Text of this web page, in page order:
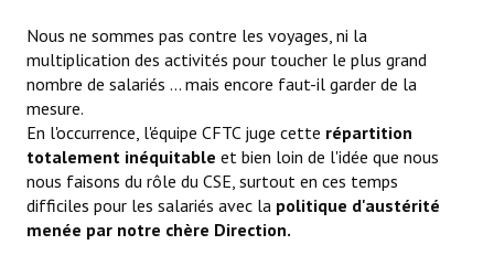
Nous ne sommes pas contre les voyages, ni la
multiplication des activités pour toucher le plus grand
nombre de salariés ... mais encore faut-il garder de la
mesure.
En l'occurrence, l'équipe CFTC juge cette répartition
totalement inéquitable et bien loin de l'idée que nous
nous faisons du rôle du CSE, surtout en ces temps
difficiles pour les salariés avec la politique d'austérité
menée par notre chère Direction.